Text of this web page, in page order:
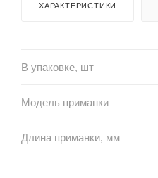
ХАРАКТЕРИСТИКИ
В упаковке, шт
Модель приманки
Длина приманки, мм